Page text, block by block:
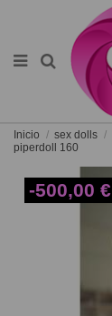
Inicio sex dolls
piperdoll 160
-500,00 €